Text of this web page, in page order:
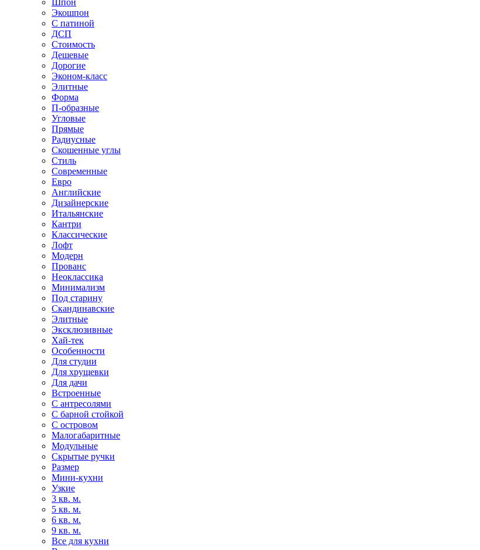
Экошпон
С патиной
ДСП
Стоимость
Дешевые
Дорогие
Эконом-класс
Элитные
Форма
П-образные
Угловые
Прямые
Радиусные
Скошенные углы
Стиль
Современные
Евро
Английские
Дизайнерские
Итальянские
Кантри
Классические
Лофт
Модерн
Прованс
Неоклассика
Минимализм
Под старину
Скандинавские
Элитные
Эксклюзивные
Хай-тек
Особенности
Для студии
Для хрущевки
Для дачи
Встроенные
С антресолями
С барной стойкой
С островом
Малогабаритные
Модульные
Скрытые ручки
Размер
Мини-кухни
Узкие
3 кв. м.
5 кв. м.
6 кв. м.
9 кв. м.
Все для кухни